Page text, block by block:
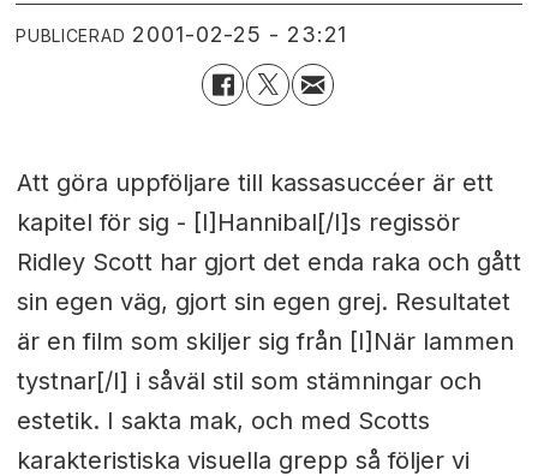
PUBLICERAD 2001-02-25 - 23:21
Att göra uppföljare till kassasuccéer är ett
kapitel för sig - [I]Hannibal[/I]s regissör
Ridley Scott har gjort det enda raka och gått
sin egen väg, gjort sin egen grej. Resultatet
är en film som skiljer sig från [I]När lammen
tystnar[/I] i såväl stil som stämningar och
estetik. I sakta mak, och med Scotts
karakteristiska visuella grepp så följer vi